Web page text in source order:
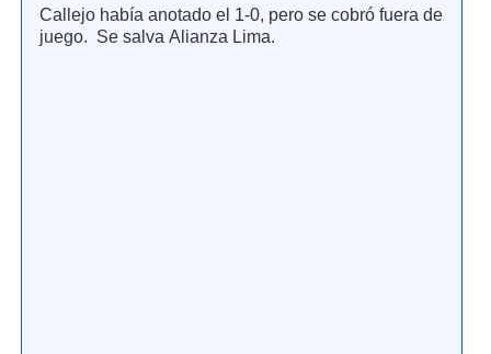
Callejo había anotado el 1-0, pero se cobró fuera de
juego. Se salva Alianza Lima.